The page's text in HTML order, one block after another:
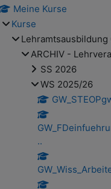
Meine Kurse
Kurse
Lehramtsausbildung
ARCHIV -
SS 2026
WS 2025/26
..